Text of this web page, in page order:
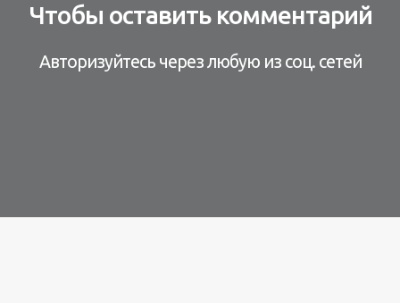
Чтобы оставить комментарий
Авторизуйтесь через любую из соц. сетей